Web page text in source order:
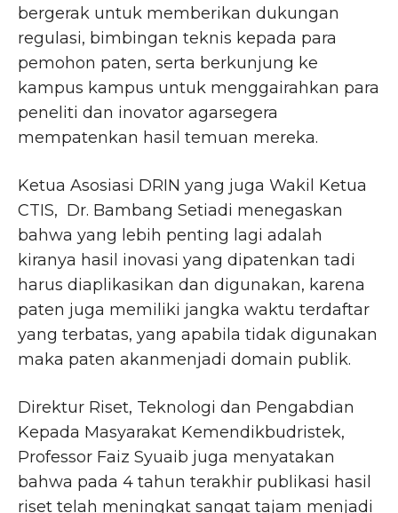
bergerak untuk memberikan dukungan
regulasi, bimbingan teknis kepada para
pemohon paten, serta berkunjung ke
kampus kampus untuk menggairahkan para
peneliti dan inovator agarsegera
mempatenkan hasil temuan mereka.
Ketua Asosiasi DRIN yang juga Wakil Ketua
CTIS, Dr. Bambang Setiadi menegaskan
bahwa yang lebih penting lagi adalah
kiranya hasil inovasi yang dipatenkan tadi
harus diaplikasikan dan digunakan, karena
paten juga memiliki jangka waktu terdaftar
yang terbatas, yang apabila tidak digunakan
maka paten akanmenjadi domain publik.
Direktur Riset, Teknologi dan Pengabdian
Kepada Masyarakat Kemendikbudristek,
Professor Faiz Syuaib juga menyatakan
bahwa pada 4 tahun terakhir publikasi hasil
riset telah meningkat sangat tajam menjadi